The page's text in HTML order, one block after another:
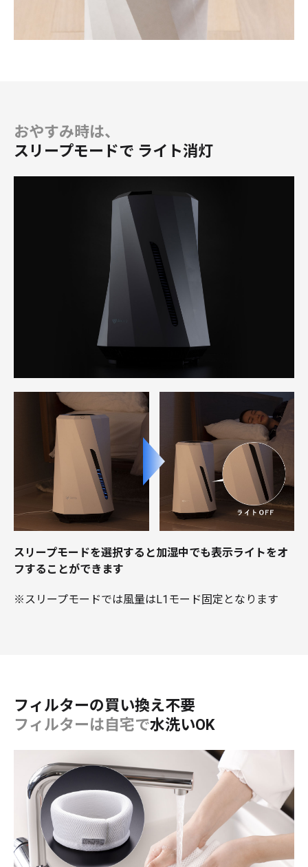
おやすみ時は、
スリープモードで ライト消灯
スリープモードを選択すると加湿中でも表示ライトをオ
フすることができます
※スリープモードでは風量はL1モード固定となります
フィルターの買い換え不要
フィルターは自宅で水洗いOK